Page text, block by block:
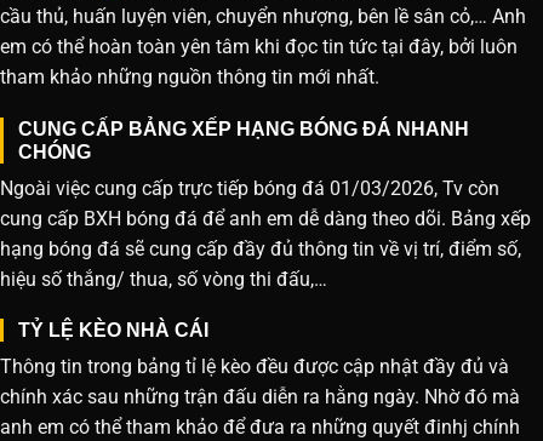
cầu thủ, huấn luyện viên, chuyển nhượng, bên lề sân cỏ,… Anh
em có thể hoàn toàn yên tâm khi đọc tin tức tại đây, bởi luôn
tham khảo những nguồn thông tin mới nhất.
CUNG CẤP BẢNG XẾP HẠNG BÓNG ĐÁ NHANH
CHÓNG
Ngoài việc cung cấp trực tiếp bóng đá 01/03/2026, Tv còn
cung cấp BXH bóng đá để anh em dễ dàng theo dõi. Bảng xếp
hạng bóng đá sẽ cung cấp đầy đủ thông tin về vị trí, điểm số,
hiệu số thắng/ thua, số vòng thi đấu,…
TỶ LỆ KÈO NHÀ CÁI
Thông tin trong bảng tỉ lệ kèo đều được cập nhật đầy đủ và
chính xác sau những trận đấu diễn ra hằng ngày. Nhờ đó mà
anh em có thể tham khảo để đưa ra những quyết đinhj chính